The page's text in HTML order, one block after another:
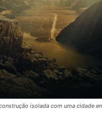
isolada com uma cidade